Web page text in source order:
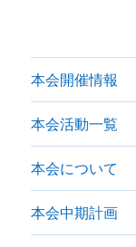
本会開催情報
本会活動一覧
本会について
本会中期計画